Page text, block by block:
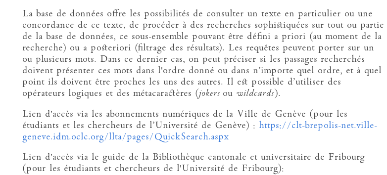
La base de données offre les possibilités de consulter un texte en particulier ou une
concordance de ce texte, de procéder à des recherches sophistiquées sur tout ou partie
de la base de données, ce sous-ensemble pouvant être défini a priori (au moment de la
recherche) ou a posteriori (filtrage des résultats). Les requêtes peuvent porter sur un
ou plusieurs mots. Dans ce dernier cas, on peut préciser si les passages recherchés
doivent présenter ces mots dans l'ordre donné ou dans n’importe quel ordre, et à quel
point ils doivent être proches les uns des autres. Il est possible d’utiliser des
opérateurs logiques et des métacaractères (jokers ou wildcards).
Lien d'accès via les abonnements numériques de la Ville de Genève (pour les
étudiants et les chercheurs de l’Université de Genève) : https://clt-brepolis-net.ville-
geneve.idm.oclc.org/llta/pages/QuickSearch.aspx
Lien d'accès via le guide de la Bibliothèque cantonale et universitaire de Fribourg
(pour les étudiants et chercheurs de l'Université de Fribourg):